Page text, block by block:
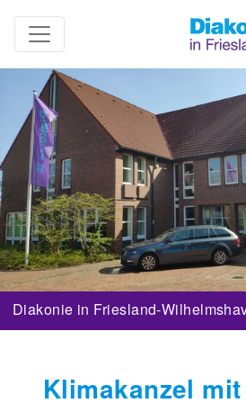
Diakonie in Friesland-
Klimakanzel